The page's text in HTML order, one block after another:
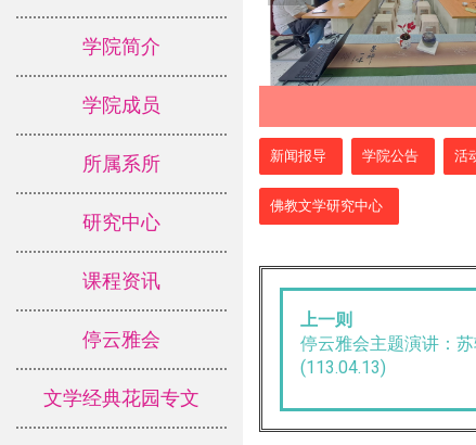
学院简介
学院成员
所属系所
研究中心
课程资讯
停云雅会
文学经典花园专文
新闻报导 学院公告 活
佛教文学研究中心
上一则
停云雅会主题演讲：
(113.04.13)